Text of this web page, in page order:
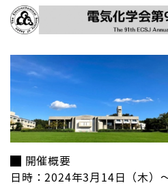
█ 開催概要
日時：2024年3月14日（木）